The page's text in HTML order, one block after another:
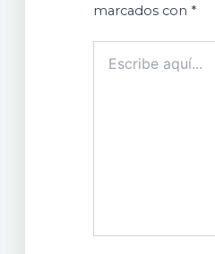
marcados con *
aquí...